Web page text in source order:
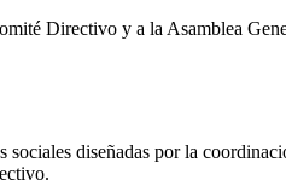
Directivo y a la Asamblea
sociales diseñadas por la